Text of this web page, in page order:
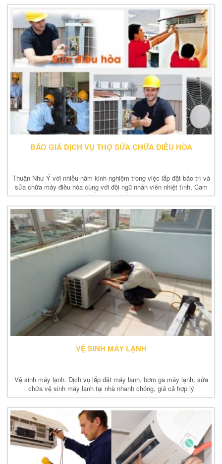
BÁO GIÁ DỊCH VỤ THỢ SỬA CHỮA ĐIỀU HÒA
Thuận Như Ý với nhiều năm kinh nghiệm trong việc lắp đặt bảo trì và
sửa chữa máy điều hòa cùng với đội ngũ nhân viên nhiệt tình, Cam
kết giá rẻ nhất.
VỆ SINH MÁY LẠNH
Vệ sinh máy lạnh. Dịch vụ lắp đặt máy lạnh, bơm ga máy lạnh, sửa
chữa vệ sinh máy lạnh tại nhà nhanh chóng, giá cả hợp lý